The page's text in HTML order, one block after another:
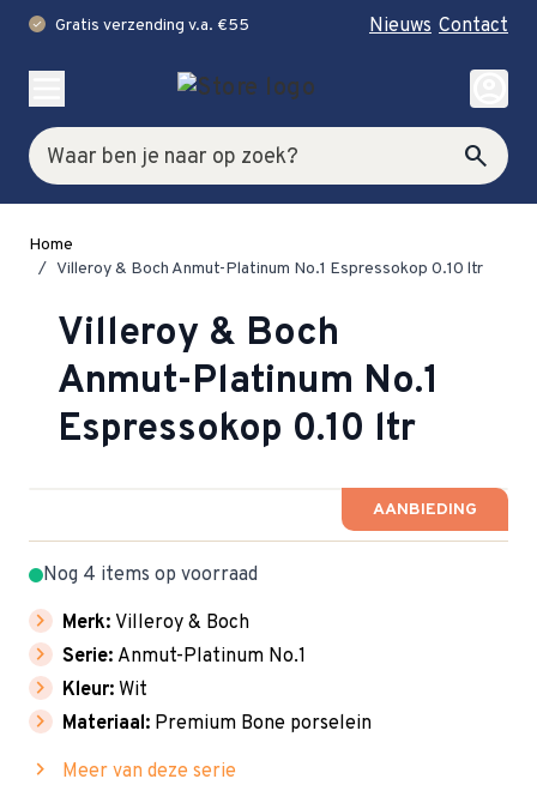
check Gratis verzending v.a. €55 Nieuws Contact
Zoek search
account_circle
Home
/ Villeroy & Boch Anmut-Platinum No.1 Espressokop 0.10 ltr
Villeroy & Boch
Anmut-Platinum No.1
Espressokop 0.10 ltr
AANBIEDING
Nog 4 items op voorraad
chevron_right Merk: Villeroy & Boch
chevron_right Serie: Anmut-Platinum No.1
chevron_right Kleur: Wit
chevron_right Materiaal: Premium Bone porselein
chevron_right Meer van deze serie